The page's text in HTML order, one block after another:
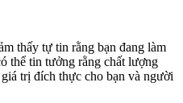
thấy tự tin rằng bạn đang làm
thể tin tưởng rằng chất lượng
trị đích thực cho bạn và người